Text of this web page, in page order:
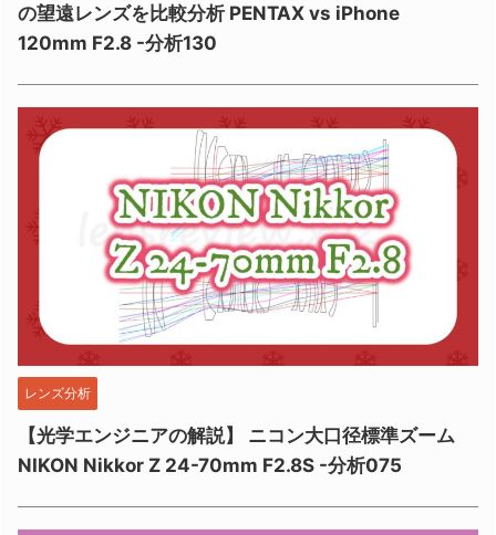
の望遠レンズを比較分析 PENTAX vs iPhone
120mm F2.8 -分析130
レンズ分析
【光学エンジニアの解説】 ニコン大口径標準ズーム
NIKON Nikkor Z 24-70mm F2.8S -分析075